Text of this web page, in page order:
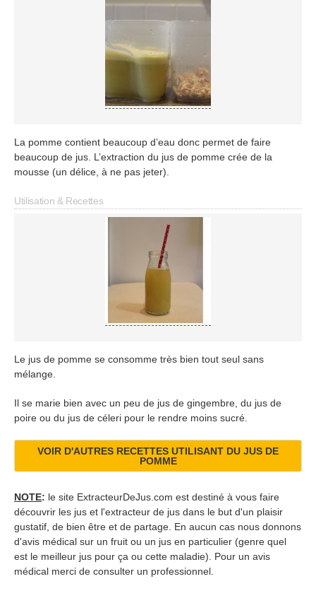
La pomme contient beaucoup d’eau donc permet de faire
beaucoup de jus. L’extraction du jus de pomme crée de la
mousse (un délice, à ne pas jeter).
Utilisation & Recettes
Le jus de pomme se consomme très bien tout seul sans
mélange.
Il se marie bien avec un peu de jus de gingembre, du jus de
poire ou du jus de céleri pour le rendre moins sucré.
VOIR D'AUTRES RECETTES UTILISANT DU JUS DE
POMME
NOTE: le site ExtracteurDeJus.com est destiné à vous faire
découvrir les jus et l'extracteur de jus dans le but d'un plaisir
gustatif, de bien être et de partage. En aucun cas nous donnons
d'avis médical sur un fruit ou un jus en particulier (genre quel
est le meilleur jus pour ça ou cette maladie). Pour un avis
médical merci de consulter un professionnel.